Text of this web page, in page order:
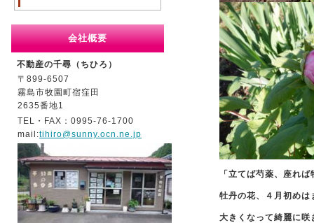
会社概要
不動産の千尋（ちひろ）
〒899-6507
霧島市牧園町宿窪田
2635番地1
TEL・FAX：0995-76-1700
mail:tihiro@sunny.ocn.ne.jp
「立てば芍薬、座れ
牡丹の花、４月初めは
大きくなって綺麗に